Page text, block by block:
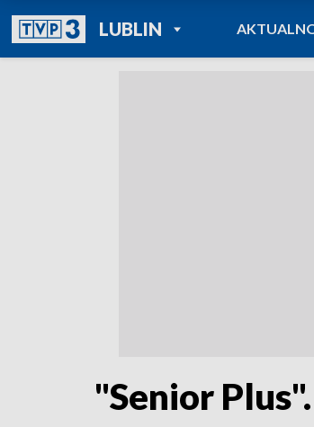
LUBLINPOWRÓT DO
TVP REGIONY
"Senior